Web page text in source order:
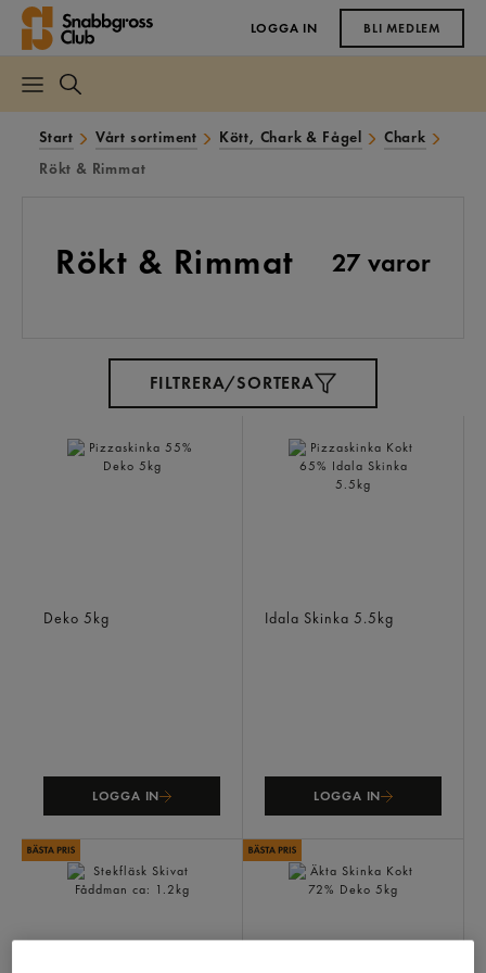
LOGGA IN BLI MEDLEM
Start Vårt sortiment Kött, Chark & Fågel
Chark
Rökt & Rimmat
Rökt & Rimmat 27 varor
FILTRERA/SORTERA
Deko 5kg
LOGGA IN
Idala Skinka 5.5kg
LOGGA IN